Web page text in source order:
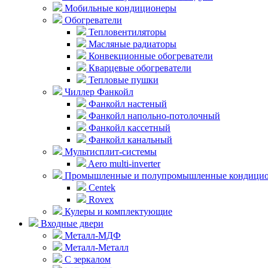
Мобильные кондиционеры
Обогреватели
Тепловентиляторы
Масляные радиаторы
Конвекционные обогреватели
Кварцевые обогреватели
Тепловые пушки
Чиллер Фанкойл
Фанкойл настеный
Фанкойл напольно-потолочный
Фанкойл кассетный
Фанкойл канальный
Мультисплит-системы
Aero multi-inverter
Промышленные и полупромышленные
Centek
Rovex
Кулеры и комплектующие
Входные двери
Металл-МДФ
Металл-Металл
С зеркалом